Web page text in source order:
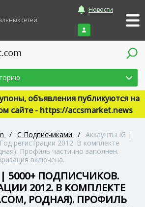
сетей
Новости
Войти
объявления публикуются на
сайте - https://accsmarket.news
/ С Подписчиками / Аккаунты IG |
регистрации 2012. В комплекте
Профиль частично заполнен.
включена.
5000+ ПОДПИСЧИКОВ.
2012. В КОМПЛЕКТЕ
РОДНАЯ). ПРОФИЛЬ